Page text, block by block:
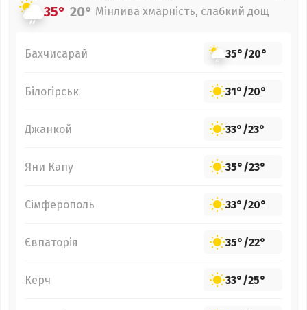
35° 20° Мінлива хмарність, слабкий дощ
Бахчисарай 35°/20°
Білогірськ 31°/20°
Джанкой 33°/23°
Яни Капу 35°/23°
Сімферополь 33°/20°
Євпаторія 35°/22°
Керч 33°/25°